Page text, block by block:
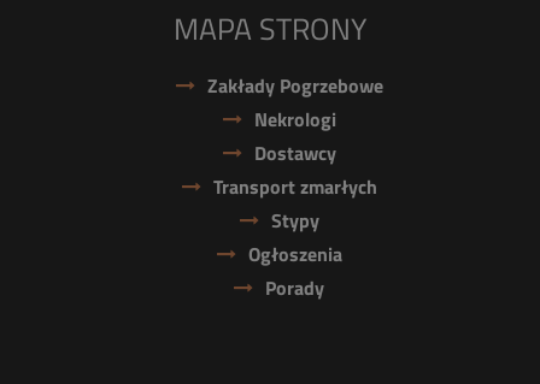
MAPA STRONY
Zakłady Pogrzebowe
Nekrologi
Dostawcy
Transport zmarłych
Stypy
Ogłoszenia
Porady